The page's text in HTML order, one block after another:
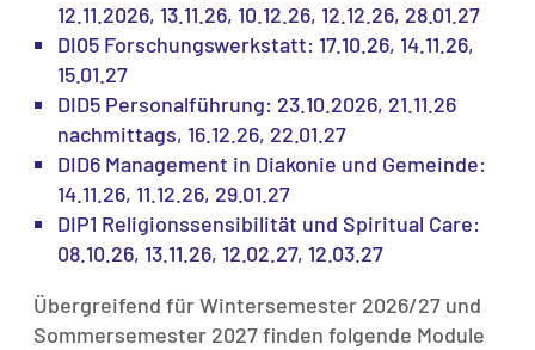
12.11.2026, 13.11.26, 10.12.26, 12.12.26, 28.01.27
DI05 Forschungswerkstatt: 17.10.26, 14.11.26,
15.01.27
DID5 Personalführung: 23.10.2026, 21.11.26
nachmittags, 16.12.26, 22.01.27
DID6 Management in Diakonie und Gemeinde:
14.11.26, 11.12.26, 29.01.27
DIP1 Religionssensibilität und Spiritual Care:
08.10.26, 13.11.26, 12.02.27, 12.03.27
Übergreifend für Wintersemester 2026/27 und
Sommersemester 2027 finden folgende Module